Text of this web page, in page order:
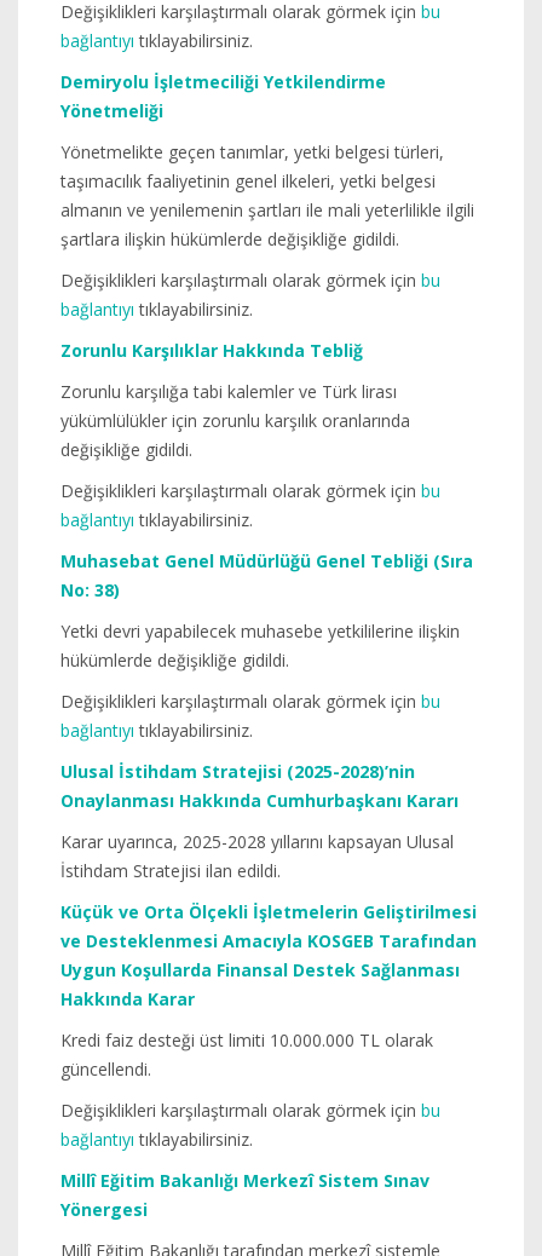
Değişiklikleri karşılaştırmalı olarak görmek için bu
bağlantıyı tıklayabilirsiniz.
Demiryolu İşletmeciliği Yetkilendirme
Yönetmeliği
Yönetmelikte geçen tanımlar, yetki belgesi türleri,
taşımacılık faaliyetinin genel ilkeleri, yetki belgesi
almanın ve yenilemenin şartları ile mali yeterlilikle ilgili
şartlara ilişkin hükümlerde değişikliğe gidildi.
Değişiklikleri karşılaştırmalı olarak görmek için bu
bağlantıyı tıklayabilirsiniz.
Zorunlu Karşılıklar Hakkında Tebliğ
Zorunlu karşılığa tabi kalemler ve Türk lirası
yükümlülükler için zorunlu karşılık oranlarında
değişikliğe gidildi.
Değişiklikleri karşılaştırmalı olarak görmek için bu
bağlantıyı tıklayabilirsiniz.
Muhasebat Genel Müdürlüğü Genel Tebliği (Sıra
No: 38)
Yetki devri yapabilecek muhasebe yetkililerine ilişkin
hükümlerde değişikliğe gidildi.
Değişiklikleri karşılaştırmalı olarak görmek için bu
bağlantıyı tıklayabilirsiniz.
Ulusal İstihdam Stratejisi (2025-2028)’nin
Onaylanması Hakkında Cumhurbaşkanı Kararı
Karar uyarınca, 2025-2028 yıllarını kapsayan Ulusal
İstihdam Stratejisi ilan edildi.
Küçük ve Orta Ölçekli İşletmelerin Geliştirilmesi
ve Desteklenmesi Amacıyla KOSGEB Tarafından
Uygun Koşullarda Finansal Destek Sağlanması
Hakkında Karar
Kredi faiz desteği üst limiti 10.000.000 TL olarak
güncellendi.
Değişiklikleri karşılaştırmalı olarak görmek için bu
bağlantıyı tıklayabilirsiniz.
Millî Eğitim Bakanlığı Merkezî Sistem Sınav
Yönergesi
Millî Eğitim Bakanlığı tarafından merkezî sistemle